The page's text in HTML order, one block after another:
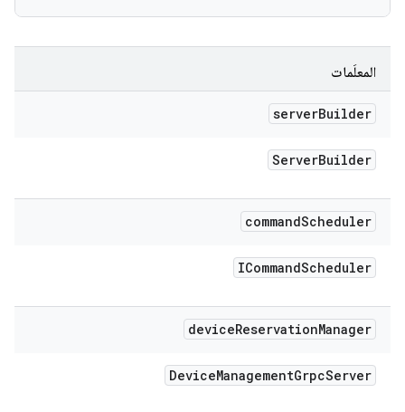
المعلَمات
serverBuilder
ServerBuilder
commandScheduler
ICommandScheduler
deviceReservationManager
DeviceManagementGrpcServer